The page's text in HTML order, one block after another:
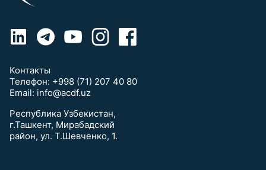
Контакты
Телефон: +998 (71) 207 40 80
Email: info@acdf.uz
Республика Узбекистан,
г.Ташкент, Мирабадский
район, ул. Т.Шевченко, 1.